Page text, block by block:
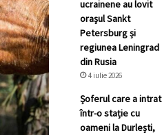
ucrainene au lovit
oraşul Sankt
Petersburg și
regiunea Leningrad
din Rusia
4 iulie 2026
Șoferul care a intrat
într-o stație cu
oameni la Durlești,